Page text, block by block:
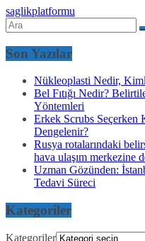
saglikplatformu
Son Yazılar
Nükleoplasti Nedir,
Bel Fıtığı Nedir?
Yöntemleri
Erkek Scrubs Seçerken
Dengelenir?
Rusya rotalarındaki
hava ulaşım merkezine
Uzman Gözünden:
Tedavi Süreci
Kategoriler
Kategoriler